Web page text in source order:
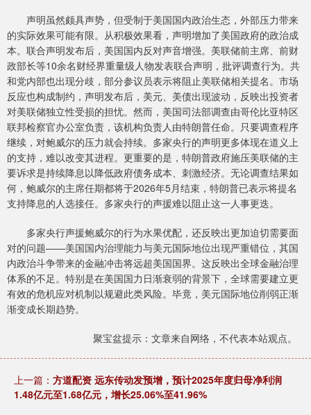
声明虽然颇具声势，但受制于美国国内政治生态，外部压力带来
的实际效果可能有限。从积极效果看，声明增加了美国政府的政治成
本。联合声明发布后，美国国内反对声音增强。美联储前主席、前财
政部长等10余名财经界重量级人物发表联合声明，批评调查行为。共
和党内部也出现分歧，部分参议员表示将阻止美联储相关提名。市场
反应也构成制约，声明发布后，美元、美债出现波动，反映出投资者
对美联储独立性受损的担忧。然而，美国司法部调查由哥伦比亚特区
联邦检察官办公室负责，该机构负责人由特朗普任命。只要调查程序
继续，对鲍威尔的压力就会持续。多家央行的声明更多体现在道义上
的支持，难以改变其进程。更重要的是，特朗普政府施压美联储的主
要诉求是持续降息以降低政府债务成本、刺激经济。无论调查结果如
何，鲍威尔的主席任期都将于2026年5月结束，特朗普已表示将提名
支持降息的人选接任。多家央行的声援难以阻止这一人事更迭。
多家央行声援鲍威尔的行为水果优配，还反映出更加迫切需要面
对的问题——美国国内治理能力与美元国际地位出现严重错位，其国
内政治斗争带来的金融冲击将远超美国国界。这反映出全球金融治理
体系的不足。特别是在美国国力日渐衰弱的背景下，全球需要建立更
有效的危机应对机制以规避此类风险。毕竟，美元国际地位削弱正渐
渐变成长期趋势。
聚宝盆提示：文章来自网络，不代表本站观点。
上一篇： 方道配资 远东传动发预增，预计2025年度归母净利润
1.48亿元至1.68亿元，增长25.06%至41.96%